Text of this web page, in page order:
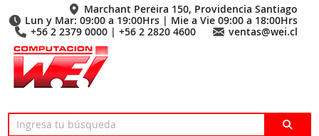
Marchant Pereira 150, Providencia Santiago
Lun y Mar: 09:00 a 19:00Hrs | Mie a Vie 09:00 a 18:00Hrs
+56 2 2379 0000 | +56 2 2820 4600
ventas@wei.cl